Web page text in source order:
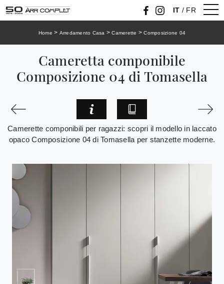
IT / FR
Home > Arredamento Casa >Camerette >Composizione 04
Cameretta componibile
Composizione 04 di Tomasella
Camerette componibili per ragazzi: scopri il modello in laccato
opaco Composizione 04 di Tomasella per stanzette moderne.